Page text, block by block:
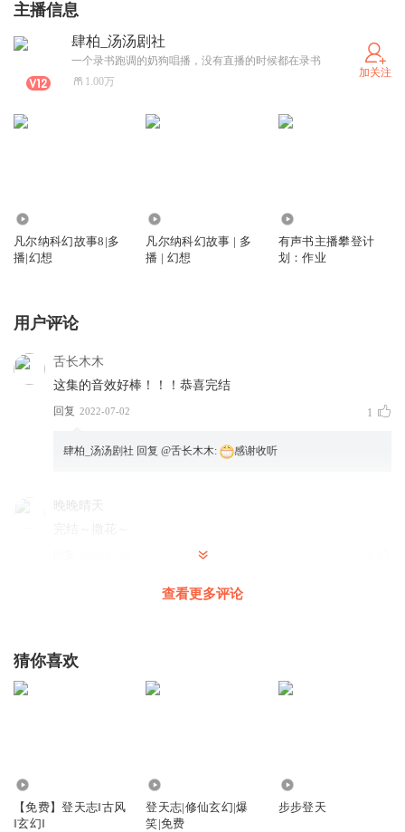
主播信息
肆柏_汤汤剧社
一个录书跑调的奶狗唱播，没有直播的时候都在录书
1.00万
加关注
凡尔纳科幻故事8|多
播|幻想
凡尔纳科幻故事 | 多
播 | 幻想
有声书主播攀登计
划：作业
用户评论
舌长木木
这集的音效好棒！！！恭喜完结
回复 2022-07-02 1
肆柏_汤汤剧社 回复 @舌长木木: 感谢收听
晚晚晴天
回复 @晚晚晴天: 撒花撒花，太不容易了
一品汤汤_汤汤剧社
这就完了， 不舍啊！
好厉害！太棒了！
查看更多评论
猜你喜欢
【免费】登天志‖古风
‖玄幻‖
登天志|修仙玄幻|爆
笑|免费
步步登天